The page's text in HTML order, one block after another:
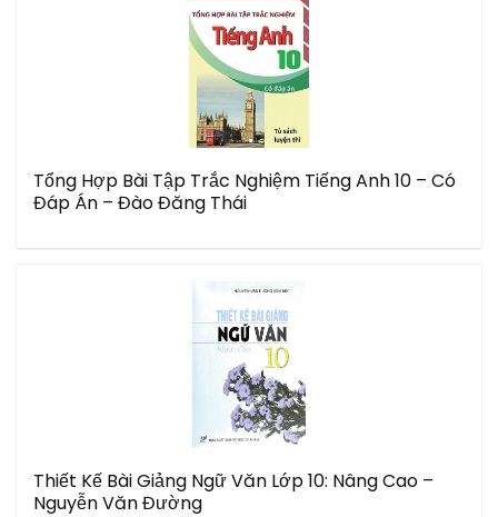
Tổng Hợp Bài Tập Trắc Nghiệm Tiếng Anh 10 – Có
Đáp Án – Đào Đăng Thái
Thiết Kế Bài Giảng Ngữ Văn Lớp 10: Nâng Cao –
Nguyễn Văn Đường